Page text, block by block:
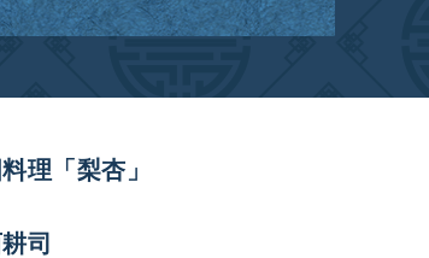
理「梨杏」
司